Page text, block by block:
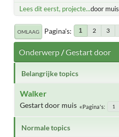
Lees dit eerst, projecte...door muis
OMLAAG Pagina's 1 2 3
Onderwerp/Gestart door
Belangrijke topics
Walker
Gestart door muis Pagina's 1
Normale topics